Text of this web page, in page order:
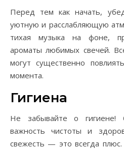
Перед тем как начать,
уютную и расслабляющую
тихая музыка на фоне,
ароматы любимых свечей.
могут существенно
момента.
Гигиена
Не забывайте о гигиене!
важность чистоты и
свежесть — это всегда